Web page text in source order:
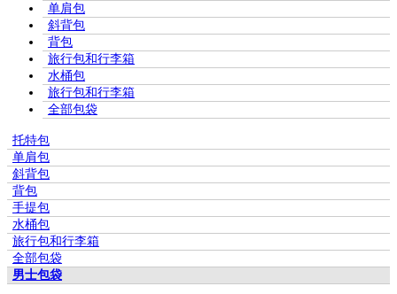
单肩包
斜背包
背包
旅行包和行李箱
水桶包
旅行包和行李箱
全部包袋
托特包
单肩包
斜背包
背包
手提包
水桶包
旅行包和行李箱
全部包袋
男士包袋